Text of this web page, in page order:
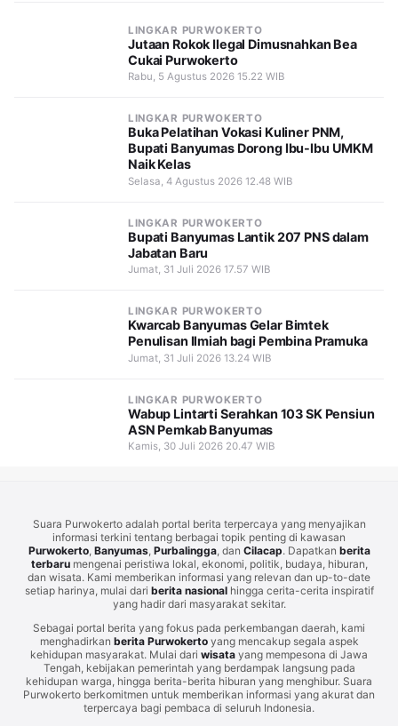
LINGKAR PURWOKERTO
Jutaan Rokok Ilegal Dimusnahkan Bea
Cukai Purwokerto
Rabu, 5 Agustus 2026 15.22 WIB
LINGKAR PURWOKERTO
Buka Pelatihan Vokasi Kuliner PNM,
Bupati Banyumas Dorong Ibu-Ibu UMKM
Naik Kelas
Selasa, 4 Agustus 2026 12.48 WIB
LINGKAR PURWOKERTO
Bupati Banyumas Lantik 207 PNS dalam
Jabatan Baru
Jumat, 31 Juli 2026 17.57 WIB
LINGKAR PURWOKERTO
Kwarcab Banyumas Gelar Bimtek
Penulisan Ilmiah bagi Pembina Pramuka
Jumat, 31 Juli 2026 13.24 WIB
LINGKAR PURWOKERTO
Wabup Lintarti Serahkan 103 SK Pensiun
ASN Pemkab Banyumas
Kamis, 30 Juli 2026 20.47 WIB
Suara Purwokerto adalah portal berita terpercaya yang menyajikan
informasi terkini tentang berbagai topik penting di kawasan
Purwokerto, Banyumas, Purbalingga, dan Cilacap. Dapatkan berita
terbarumengenai peristiwa lokal, ekonomi, politik, budaya, hiburan,
dan wisata. Kami memberikan informasi yang relevan dan up-to-date
setiap harinya, mulai dari berita nasionalhingga cerita-cerita inspiratif
yang hadir dari masyarakat sekitar.
Sebagai portal berita yang fokus pada perkembangan daerah, kami
menghadirkan berita Purwokertoyang mencakup segala aspek
kehidupan masyarakat. Mulai dari wisata yang mempesona di Jawa
Tengah, kebijakan pemerintah yang berdampak langsung pada
kehidupan warga, hingga berita-berita hiburan yang menghibur. Suara
Purwokerto berkomitmen untuk memberikan informasi yang akurat dan
terpercaya bagi pembaca di seluruh Indonesia.